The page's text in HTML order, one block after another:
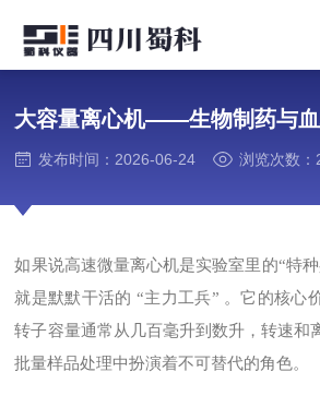
大容量离心机——生物制药与血
发布时间：2026-06-24 浏览次数：
如果说高速微量离心机是实验室里的“特
就是默默干活的 “主力工兵” 。它的核心
转子容量通常从几百毫升到数升，转速和
批量样品处理中扮演着不可替代的角色。